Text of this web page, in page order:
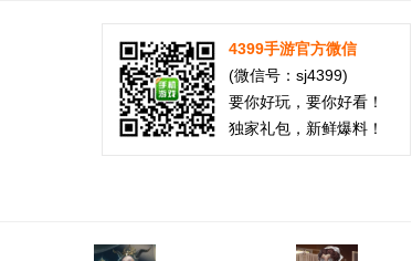
4399手游官方微信
(微信号：sj4399)
要你好玩，要你好看！
独家礼包，新鲜爆料！